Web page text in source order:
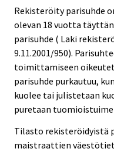
Rekisteröity parisuhde
olevan 18 vuotta
parisuhde ( Laki
9.11.2001/950).
toimittamiseen
parisuhde purkautuu,
kuolee tai julistetaan
puretaan
Tilasto rekisteröidyistä
maistraattien